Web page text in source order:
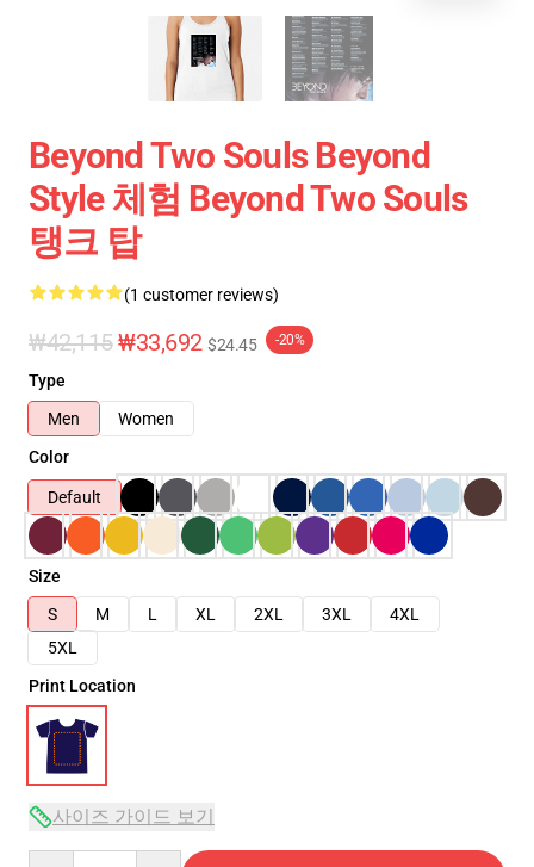
Beyond Two Souls Beyond
Style 체험 Beyond Two Souls
탱크 탑
(1 customer reviews)
₩42,115₩33,692 $24.45 -20%
Type
Men
Women
Color
Default
Size
S
M L XL 2XL 3XL
4XL
5XL
Print Location
사이즈 가이드 보기